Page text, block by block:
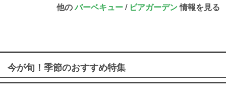
他のバーベキュー/ ビアガーデン情報を見る
今が旬！季節のおすすめ特集